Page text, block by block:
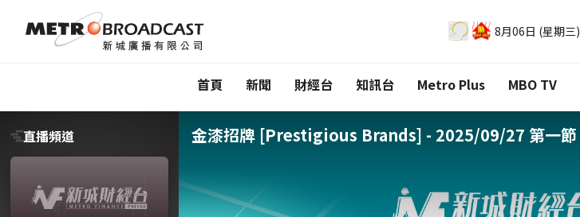
8月06日 (星期三)
首頁 新聞 財經台 知訊台 Metro Plus MBO TV
直播頻道 金漆招牌 [Prestigious Brands] - 2025/09/27 第一節